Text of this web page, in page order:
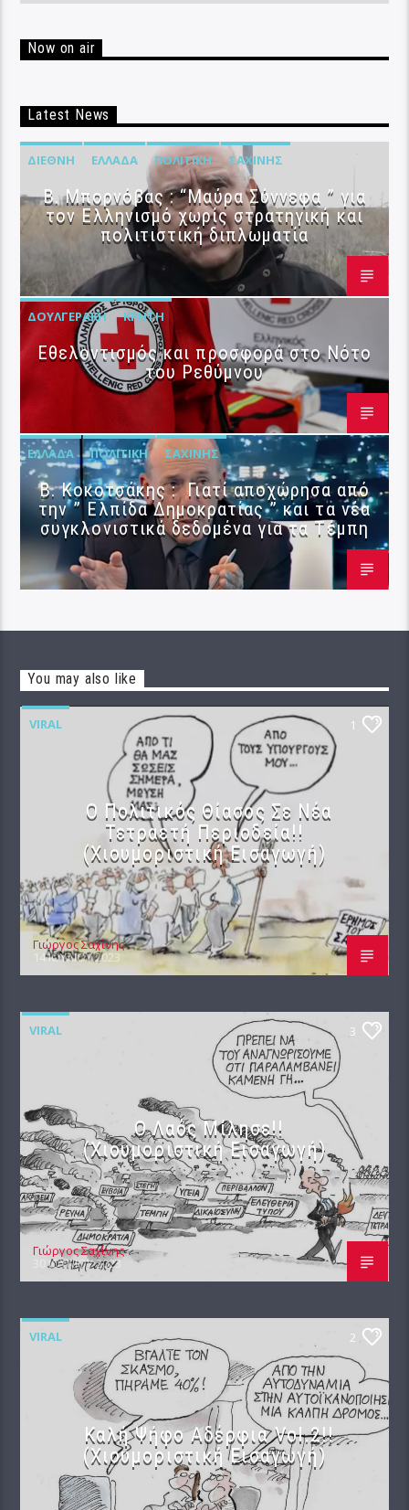
Now on air
Latest News
ΔΙΕΘΝΉ ΕΛΛΆΔΑ ΠΟΛΙΤΙΚΉ ΣΑΧΊΝΗΣ
B. Μπορνόβας : “Μαύρα Σύννεφα ” για
τον Ελληνισμό χωρίς στρατηγική και
πολιτιστική διπλωματία
ΔΟΥΛΓΕΡΆΚΗ ΚΡΉΤΗ
Εθελοντισμός και προσφορά στο Νότο
του Ρεθύμνου
ΕΛΛΆΔΑ ΠΟΛΙΤΙΚΉ ΣΑΧΊΝΗΣ
Β. Κοκοτσάκης : Γιατί αποχώρησα από
την ” Ελπίδα Δημοκρατίας ” και τα νέα
συγκλονιστικά δεδομένα για τα Τέμπη
You may also like
VIRAL 1
Ο Πολιτικός Θίασος Σε Νέα
Τετραετή Περιοδεία!!
(Χιουμοριστική Εισαγωγή)
Γιώργος Σαχίνης
14 ΙΟΥΛΊΟΥ 2023
VIRAL 3
Ο Λαός Μίλησε!!
(Χιουμοριστική Εισαγωγή)
Γιώργος Σαχίνης
30 ΙΟΥΝΊΟΥ 2023
VIRAL 2
Καλή Ψήφο Αδέρφια Vol.2!!
(Χιουμοριστική Εισαγωγή)